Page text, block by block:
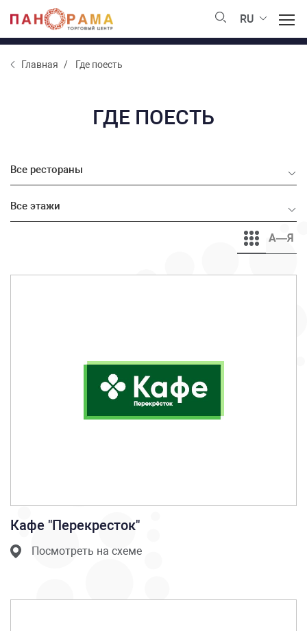
RU
Главная Где поесть
ГДЕ ПОЕСТЬ
Все рестораны
Все этажи
А—Я
Кафе "Перекресток"
Посмотреть на схеме